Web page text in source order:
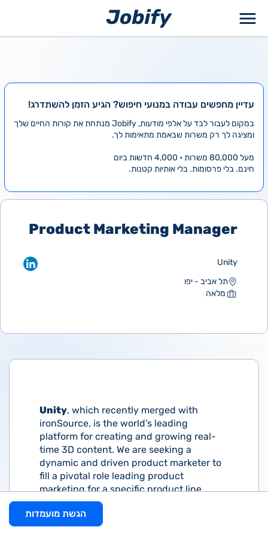
עדיין מחפשים עבודה במנועי חיפוש? הגיע הזמן להשתדרג!
במקום לעבור לבד על אלפי מודעות, Jobify מנתחת את קורות החיים שלך
ומציגה לך רק משרות שבאמת מתאימות לך.
מעל 80,000 משרות • 4,000 חדשות ביום
חינם. בלי פרסומות. בלי אותיות קטנות.
Product Marketing Manager
Unity
תל אביב - יפו
מלאה
Unity, which recently merged with
ironSource, is the world’s leading
platform for creating and growing real-
time 3D content. We are seeking a
dynamic and driven product marketer to
fill a pivotal role leading product
marketing for a specific product line
within the Unity Grow business division.
The role will be responsible for
הגשת מועמדות